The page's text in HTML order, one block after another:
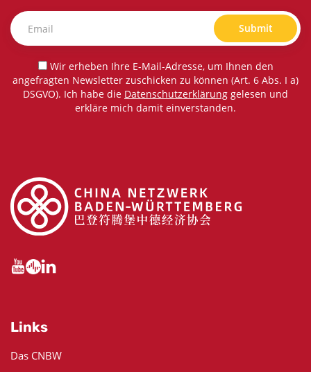
Submit
Wir erheben Ihre E-Mail-Adresse, um Ihnen den
angefragten Newsletter zuschicken zu können (Art. 6 Abs. I a)
DSGVO). Ich habe die Datenschutzerklärung gelesen und
erkläre mich damit einverstanden.
Links
Das CNBW